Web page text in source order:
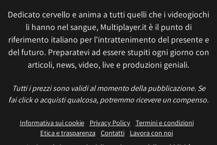
Dedicato cervello e anima a tutti quelli che i videogiochi
li hanno nel sangue, Multiplayer.it è il punto di
riferimento italiano per l'intrattenimento del presente e
del futuro. Preparatevi ad essere stupiti ogni giorno con
articoli, news, video, live e produzioni geniali.
Tutti i prezzi sono validi al momento della pubblicazione. Se
fai click o acquisti qualcosa, potremmo ricevere un compenso.
Informativa sui cookie Privacy Policy
Termini e condizioni
Etica e trasparenza Contatti
Lavora con noi